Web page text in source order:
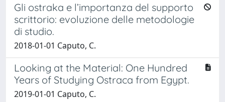
Gli ostraka e l’importanza del supporto
scrittorio: evoluzione delle metodologie
di studio.
2018-01-01 Caputo, C.
Looking at the Material: One Hundred
Years of Studying Ostraca from Egypt.
2019-01-01 Caputo, C.